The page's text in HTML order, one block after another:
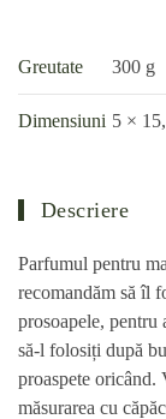
Greutate 300 g
Dimensiuni 5 ×
Descriere
Parfumul pentru
recomandăm să îl
prosoapele,
să-l folosiți după
proaspete oricând.
măsurarea cu